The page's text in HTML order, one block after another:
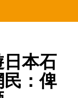
本石
：俾